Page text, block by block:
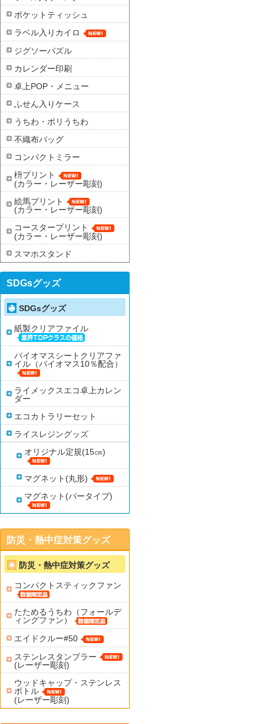
ポケットティッシュ
ラベル入りカイロ
ジグソーパズル
カレンダー印刷
卓上POP・メニュー
ふせん入りケース
うちわ・ポリうちわ
不織布バッグ
コンパクトミラー
枡プリント
(カラー・レーザー彫刻)
絵馬プリント
(カラー・レーザー彫刻)
コースタープリント
(カラー・レーザー彫刻)
スマホスタンド
SDGsグッズ
SDGsグッズ
紙製クリアファイル
バイオマスシートクリアファ
イル（バイオマス10％配合）
ライメックスエコ卓上カレン
ダー
エコカトラリーセット
ライスレジングッズ
オリジナル定規(15㎝)
マグネット(丸形)
マグネット(バータイプ)
防災・熱中症対策グッズ
防災・熱中症対策グッズ
コンパクトスティックファン
たためるうちわ（フォールデ
ィングファン）
エイドクルー#50
ステンレスタンブラー
(レーザー彫刻)
ウッドキャップ・ステンレス
ボトル
(レーザー彫刻)